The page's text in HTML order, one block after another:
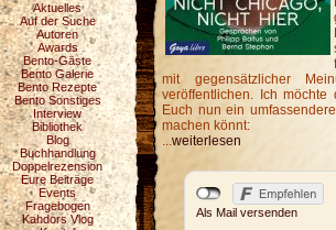
Aktuelles
Auf der Suche
Autoren
Awards
Bento-Gäste
Bento Galerie
Bento Rezepte
Bento Sonstiges
Interview
Bibliothek
Blog
Buchhandlung
Doppelrezension
Eure Beiträge
Events
Fragebogen
Kahdors Vlog
mit gegensätzlicher
veröffentlichen. Ich
Euch nun ein
machen könnt:
...weiterlesen
Als Mail versenden